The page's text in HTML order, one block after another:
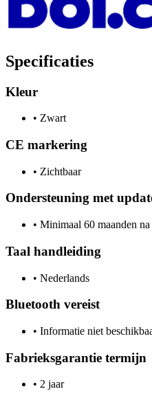
Specificaties
Kleur
• Zwart
CE markering
• Zichtbaar
Ondersteuning met
• Minimaal 60 maanden
Taal handleiding
• Nederlands
Bluetooth vereist
• Informatie niet
Fabrieksgarantie termijn
• 2 jaar